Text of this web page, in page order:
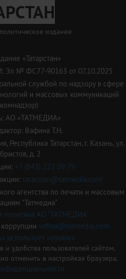
издание
«Татарстан»
Эл № ФС77-90163 от 07.10.2025
службой по надзору в сфере
и массовых коммуникаций
АО «ТАТМЕДИА»
Вафина Т.Н.
Республика Татарстан, г. Казань, ул.
д. 2
+7 (843) 222 09 79
tatarstan@tatmedia.com
агентства по печати и массовым
"Татмедиа"
политика АО "ТАТМЕДИА"
vafina@tatmedia.com
«cookie»
и удобства пользователей сайтом.
отменить в настройках браузера.